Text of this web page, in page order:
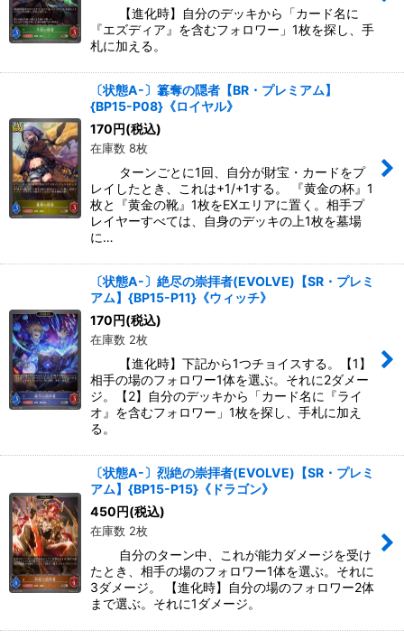
【進化時】自分のデッキから「カード名に
『エズディア』を含むフォロワー」1枚を探し、手
札に加える。
〔状態A-〕簒奪の隠者【BR・プレミアム】
{BP15-P08}《ロイヤル》
170円(税込)
在庫数 8枚
ターンごとに1回、自分が財宝・カードをプ
レイしたとき、これは+1/+1する。 『黄金の杯』1
枚と『黄金の靴』1枚をEXエリアに置く。相手プ
レイヤーすべては、自身のデッキの上1枚を墓場
に…
〔状態A-〕絶尽の崇拝者(EVOLVE)【SR・プレミ
アム】{BP15-P11}《ウィッチ》
170円(税込)
在庫数 2枚
【進化時】下記から1つチョイスする。【1】
相手の場のフォロワー1体を選ぶ。それに2ダメー
ジ。【2】自分のデッキから「カード名に『ライ
オ』を含むフォロワー」1枚を探し、手札に加え
る。
〔状態A-〕烈絶の崇拝者(EVOLVE)【SR・プレミ
アム】{BP15-P15}《ドラゴン》
450円(税込)
在庫数 2枚
自分のターン中、これが能力ダメージを受け
たとき、相手の場のフォロワー1体を選ぶ。それに
3ダメージ。 【進化時】自分の場のフォロワー2体
まで選ぶ。それに1ダメージ。